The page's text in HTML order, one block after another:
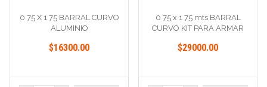
0 75 X 1 75 BARRAL CURVO
ALUMINIO
$16300.00
0 75 x 1 75 mts BARRAL
CURVO KIT PARA ARMAR
$29000.00